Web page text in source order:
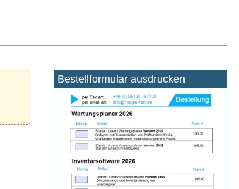
Bestellformular ausdrucken